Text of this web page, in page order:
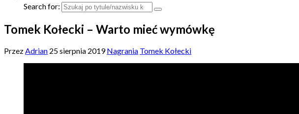
Search for:
Tomek Kołecki – Warto mieć wymówkę
PrzezAdrian 25 sierpnia 2019 Nagrania Tomek Kołecki